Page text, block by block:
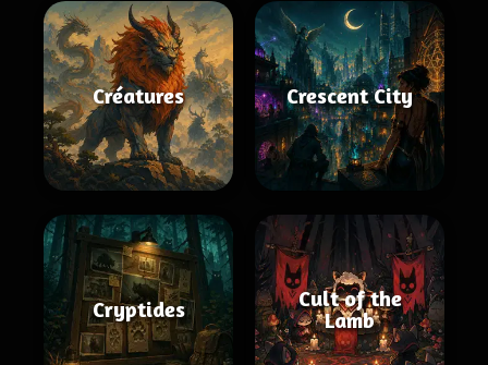
Créatures Crescent City
Cryptides
Cult of the
Lamb